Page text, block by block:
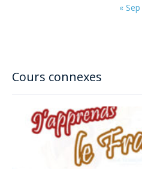
Cours connexes
« Sep